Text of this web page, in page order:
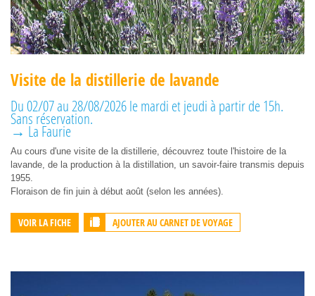
Visite de la distillerie de lavande
Du 02/07 au 28/08/2026 le mardi et jeudi à partir de 15h.
Sans réservation.
→ La Faurie
Au cours d'une visite de la distillerie, découvrez toute l'histoire de la
lavande, de la production à la distillation, un savoir-faire transmis depuis
1955.
Floraison de fin juin à début août (selon les années).
VOIR LA FICHE AJOUTER AU CARNET DE VOYAGE